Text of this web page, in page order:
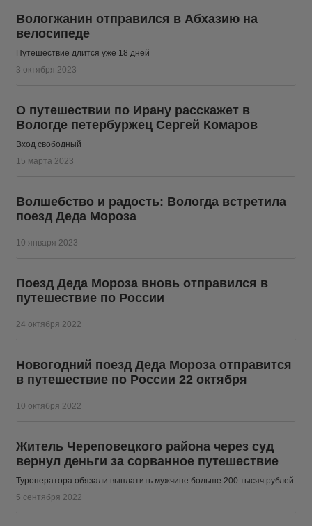
Вологжанин отправился в Абхазию на
велосипеде
Путешествие длится уже 18 дней
3 октября 2023
О путешествии по Ирану расскажет в
Вологде петербуржец Сергей Комаров
Вход свободный
15 марта 2023
Волшебство и радость: Вологда встретила
поезд Деда Мороза
10 января 2023
Поезд Деда Мороза вновь отправился в
путешествие по России
24 октября 2022
Новогодний поезд Деда Мороза отправится
в путешествие по России 22 октября
10 октября 2022
Житель Череповецкого района через суд
вернул деньги за сорванное путешествие
Туроператора обязали выплатить мужчине больше 200 тысяч рублей
5 сентября 2022